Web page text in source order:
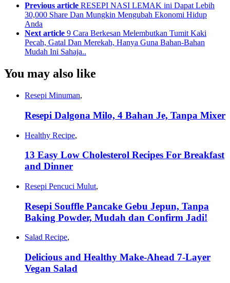
Previous article RESEPI NASI LEMAK ini Dapat Lebih
30,000 Share Dan Mungkin Mengubah Ekonomi Hidup
Anda
Next article 9 Cara Berkesan Melembutkan Tumit Kaki
Pecah, Gatal Dan Merekah, Hanya Guna Bahan-Bahan
Mudah Ini Sahaja..
You may also like
Resepi Minuman,
Resepi Dalgona Milo, 4 Bahan Je, Tanpa Mixer
Healthy Recipe,
13 Easy Low Cholesterol Recipes For Breakfast
and Dinner
Resepi Pencuci Mulut,
Resepi Souffle Pancake Gebu Jepun, Tanpa
Baking Powder, Mudah dan Confirm Jadi!
Salad Recipe,
Delicious and Healthy Make-Ahead 7-Layer
Vegan Salad